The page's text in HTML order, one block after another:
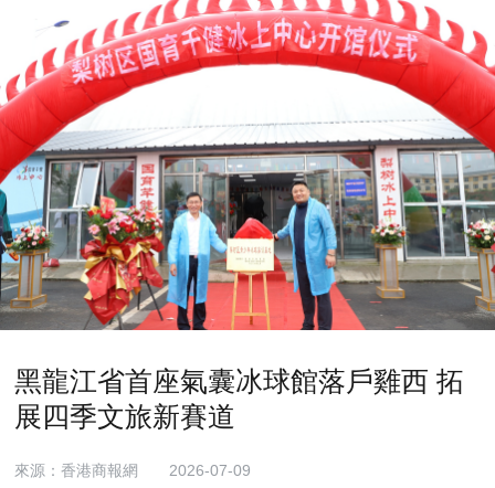
黑龍江省首座氣囊冰球館落戶雞西 拓
展四季文旅新賽道
來源：香港商報網
2026-07-09